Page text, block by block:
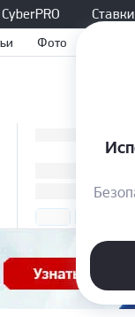
CyberPRO Ставки
Фото